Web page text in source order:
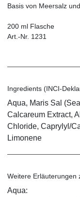
Basis von Meersalz
200 ml Flasche
Art.-Nr. 1231
Ingredients (INCI-
Aqua, Maris Sal
Calcareum Extract,
Chloride, Caprylyl/
Limonene
Weitere Erläuterungen
Aqua: